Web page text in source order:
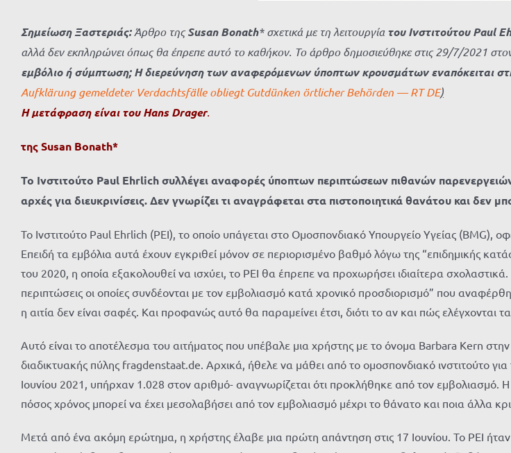
Σημείωση Ξαστεριάς:Άρθρο τηςSusan Bonath* σχετικά με τη λειτουργίατου Ινστιτούτου Paul
αλλά δεν εκπληρώνει όπως θα έπρεπε αυτό το καθήκον. Το άρθρο δημοσιεύθηκε στις 29/7/2021
εμβόλιο ή σύμπτωση; Η διερεύνηση των αναφερόμενων ύποπτων κρουσμάτων εναπόκειται
Aufklärung gemeldeter Verdachtsfälle obliegt Gutdünken örtlicher Behörden — RT DE)
Η μετάφραση είναι τουHans Drager.
τηςSusan Bonath*
Το Ινστιτούτο Paul Ehrlich συλλέγει αναφορές ύποπτων περιπτώσεων πιθανών
αρχές για διευκρινίσεις. Δεν γνωρίζει τι αναγράφεται στα πιστοποιητικά θανάτου και δεν
Το Ινστιτούτο Paul Ehrlich (PEI), το οποίο υπάγεται στο Ομοσπονδιακό Υπουργείο Υγείας (BMG),
Επειδή τα εμβόλια αυτά έχουν εγκριθεί μόνον σε περιορισμένο βαθμό λόγω της “επιδημικής
του 2020, η οποία εξακολουθεί να ισχύει, το PEI θα έπρεπε να προχωρήσει ιδιαίτερα
περιπτώσεις οι οποίες συνδέονται με τον εμβολιασμό κατά χρονικό προσδιορισμό” που
η αιτία δεν είναι σαφές. Και προφανώς αυτό θα παραμείνει έτσι, διότι το αν και πώς
Αυτό είναι το αποτέλεσμα του αιτήματος που υπέβαλε μια χρήστης με το όνομα Barbara Kern
διαδικτυακής πύλης fragdenstaat.de. Αρχικά, ήθελε να μάθει από το ομοσπονδιακό ινστιτούτο
Ιουνίου 2021, υπήρχαν 1.028 στον αριθμό- αναγνωρίζεται ότι προκλήθηκε από τον εμβολιασμό.
πόσος χρόνος μπορεί να έχει μεσολαβήσει από τον εμβολιασμό μέχρι το θάνατο και ποια άλλα
Μετά από ένα ακόμη ερώτημα, η χρήστης έλαβε μια πρώτη απάντηση στις 17 Ιουνίου. Το PEI